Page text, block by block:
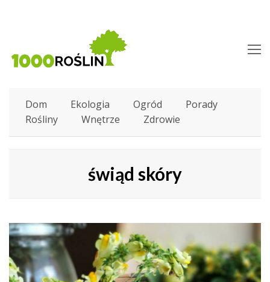
Dom Ekologia Ogród
Porady
Rośliny
Wnętrze Zdrowie
świąd skóry